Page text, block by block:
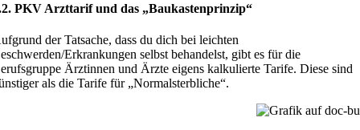
PKV Arzttarif und das „Baukastenprinzip“
der Tatsache, dass du dich bei leichten
Erkrankungen selbst behandelst, gibt es für die
Ärztinnen und Ärzte eigens kalkulierte Tarife. Diese sind
als die Tarife für „Normalsterbliche“.